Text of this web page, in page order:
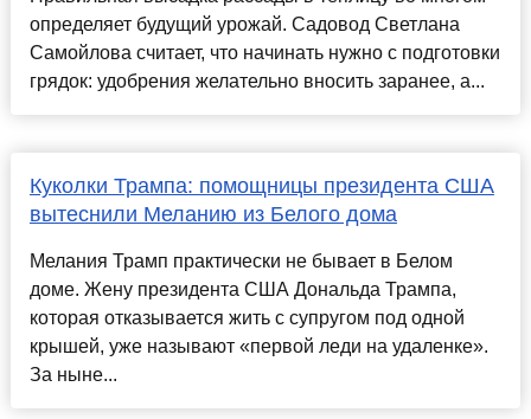
определяет будущий урожай. Садовод Светлана
Самойлова считает, что начинать нужно с подготовки
грядок: удобрения желательно вносить заранее, а...
Куколки Трампа: помощницы президента США
вытеснили Меланию из Белого дома
Мелания Трамп практически не бывает в Белом
доме. Жену президента США Дональда Трампа,
которая отказывается жить с супругом под одной
крышей, уже называют «первой леди на удаленке».
За ныне...